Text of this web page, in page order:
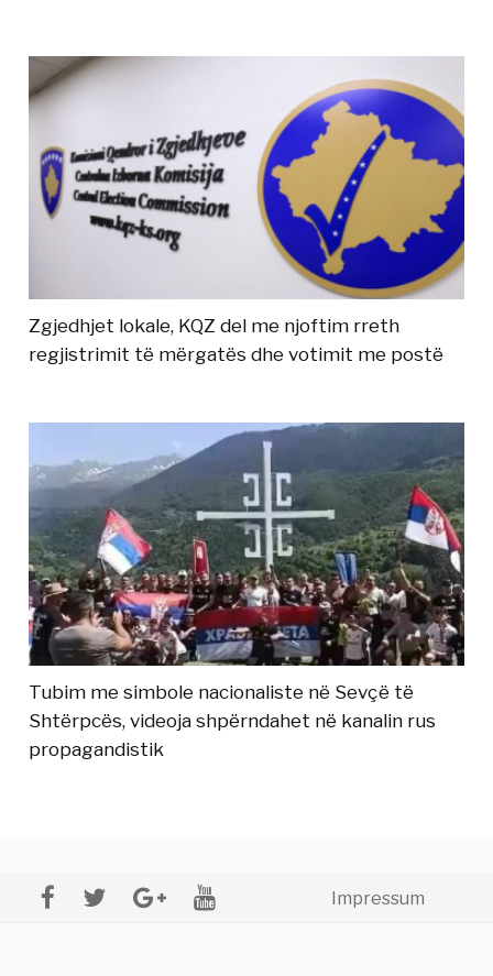
Zgjedhjet lokale, KQZ del me njoftim rreth
regjistrimit të mërgatës dhe votimit me postë
Tubim me simbole nacionaliste në Sevçë të
Shtërpcës, videoja shpërndahet në kanalin rus
propagandistik
Impressum